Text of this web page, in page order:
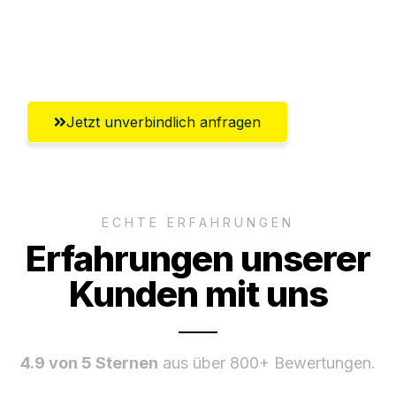
Jetzt unverbindlich anfragen
ECHTE ERFAHRUNGEN
Erfahrungen unserer
Kunden mit uns
4.9 von 5 Sternen aus über 800+ Bewertungen.